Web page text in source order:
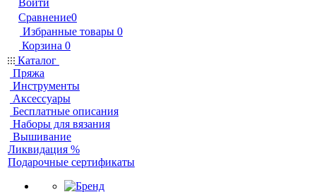
Войти
Сравнение0
Избранные товары 0
Корзина 0
Каталог
Пряжа
Инструменты
Аксессуары
Бесплатные описания
Наборы для вязания
Вышивание
Ликвидация %
Подарочные сертификаты